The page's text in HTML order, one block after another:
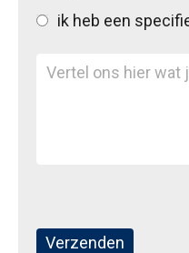
ik heb een